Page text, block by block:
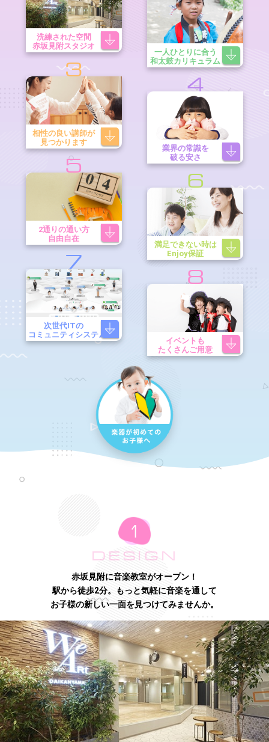
洗練された空間
赤坂見附スタジオ
一人ひとりに合う
和太鼓カリキュラム
3
相性の良い講師が
見つかります
4
業界の常識を
破る安さ
5
2通りの通い方
自由自在
6
満足できない時は
Enjoy保証
7
次世代ITの
コミュニティシステム
8
イベントも
たくさんご用意
DESIGN
赤坂見附に音楽教室がオープン！
駅から徒歩2分。もっと気軽に音楽を通して
お子様の新しい一面を見つけてみませんか。